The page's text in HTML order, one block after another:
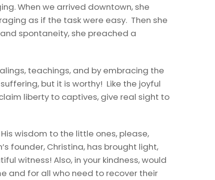
When we arrived downtown, she
as if the task were easy. Then she
spontaneity, she preached a
teachings, and by embracing the
but it is worthy! Like the joyful
liberty to captives, give real sight to
wisdom to the little ones, please,
founder, Christina, has brought light,
witness! Also, in your kindness, would
and for all who need to recover their